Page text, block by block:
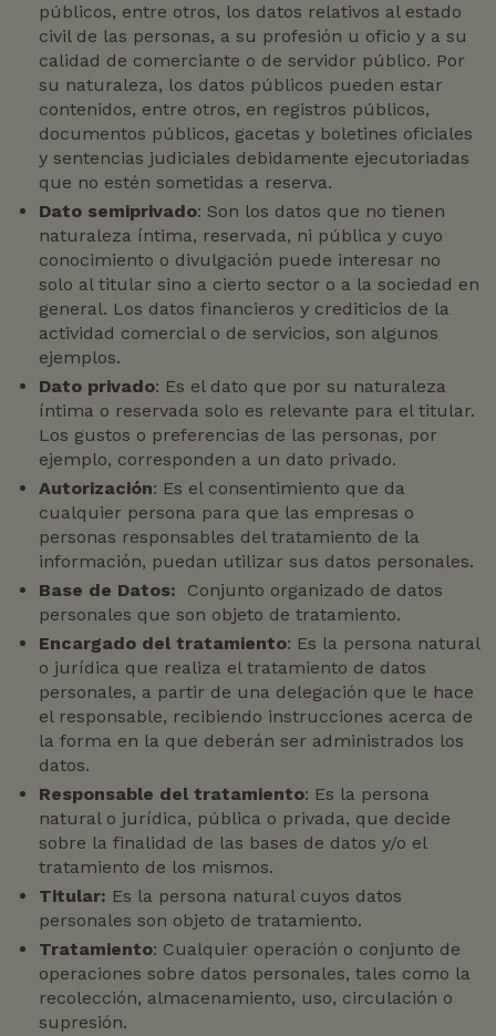
públicos, entre otros, los datos relativos al estado
civil de las personas, a su profesión u oficio y a su
calidad de comerciante o de servidor público. Por
su naturaleza, los datos públicos pueden estar
contenidos, entre otros, en registros públicos,
documentos públicos, gacetas y boletines oficiales
y sentencias judiciales debidamente ejecutoriadas
que no estén sometidas a reserva.
Dato semiprivado: Son los datos que no tienen
naturaleza íntima, reservada, ni pública y cuyo
conocimiento o divulgación puede interesar no
solo al titular sino a cierto sector o a la sociedad en
general. Los datos financieros y crediticios de la
actividad comercial o de servicios, son algunos
ejemplos.
Dato privado: Es el dato que por su naturaleza
íntima o reservada solo es relevante para el titular.
Los gustos o preferencias de las personas, por
ejemplo, corresponden a un dato privado.
Autorización: Es el consentimiento que da
cualquier persona para que las empresas o
personas responsables del tratamiento de la
información, puedan utilizar sus datos personales.
Base de Datos:
Conjunto organizado de datos
personales que son objeto de tratamiento.
Encargado del tratamiento: Es la persona natural
o jurídica que realiza el tratamiento de datos
personales, a partir de una delegación que le hace
el responsable, recibiendo instrucciones acerca de
la forma en la que deberán ser administrados los
datos.
Responsable del tratamiento: Es la persona
natural o jurídica, pública o privada, que decide
sobre la finalidad de las bases de datos y/o el
tratamiento de los mismos.
Titular: Es la persona natural cuyos datos
personales son objeto de tratamiento.
Tratamiento: Cualquier operación o conjunto de
operaciones sobre datos personales, tales como la
recolección, almacenamiento, uso, circulación o
supresión.